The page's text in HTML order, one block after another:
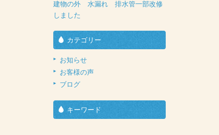
建物の外 水漏れ 排水管一部改修
しました
カテゴリー
お知らせ
お客様の声
ブログ
キーワード